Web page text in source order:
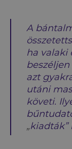
A
ha valaki
azt
utáni
követi.
„kiadták”